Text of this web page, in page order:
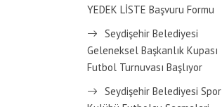
YEDEK LİSTE Başvuru Formu
Seydişehir Belediyesi
Geleneksel Başkanlık Kupası
Futbol Turnuvası Başlıyor
Seydişehir Belediyesi Spor